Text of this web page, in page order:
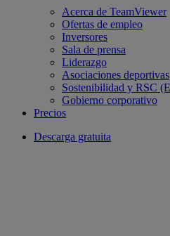
Acerca de TeamViewer
Ofertas de empleo
Inversores
Sala de prensa
Liderazgo
Asociaciones deportivas
Sostenibilidad y RSC
Gobierno corporativo
Precios
Descarga gratuita